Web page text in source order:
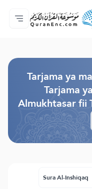
Nyumbani
Faharasa ya
Audio
Huduma za
Kuhusu
Wasiliana nasi
Lugha
Tarjama ya
Tarjama
Almukhtasar fii
Sura Al-Inshiqaq